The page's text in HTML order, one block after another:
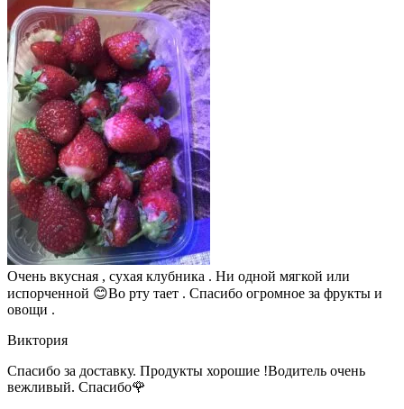
Очень вкусная , сухая клубника . Ни одной мягкой или
испорченной 😊Во рту тает . Спасибо огромное за фрукты и
овощи .
Виктория
Спасибо за доставку. Продукты хорошие !Водитель очень
вежливый. Спасибо🌹